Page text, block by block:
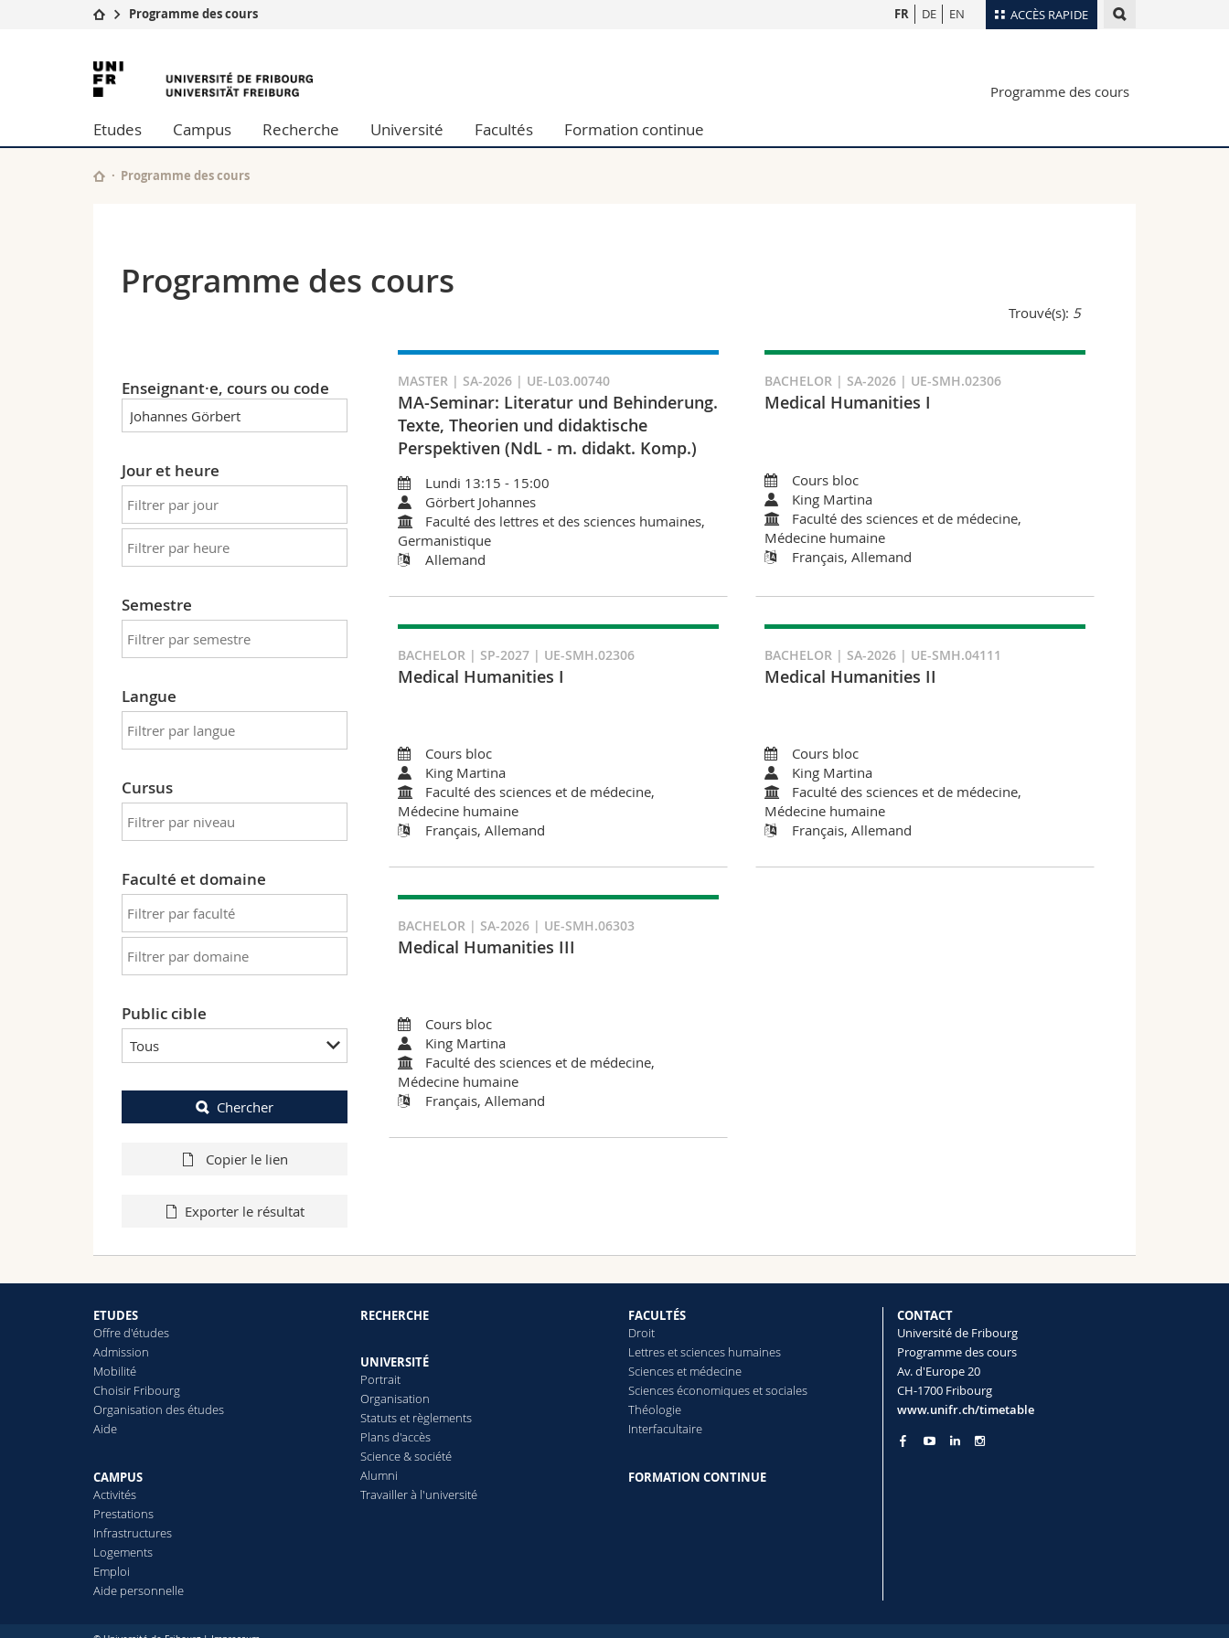
ACCÈS RAPIDE
Université
Recherche
Université
Formation continue
Sciences économiques et sociales et management
Lettres et sciences humaines
Chercheurs
Plan d'accès
Webmail
FR DE EN
Programme des cours
Université
de
Fribourg
Programme des cours
Etudes Campus Recherche Université Facultés Formation continue
Programme des cours
Programme des cours
Trouvé(s): 5
Enseignant·e, cours ou code
Jour et heure
Semestre
Langue
Cursus
Faculté et domaine
Public cible
Tous
Chercher
Copier le lien
Exporter le résultat
MASTER | SA-2026 | UE-L03.00740
MA-Seminar: Literatur und Behinderung.
Texte, Theorien und didaktische
Perspektiven (NdL - m. didakt. Komp.)
Lundi 13:15 - 15:00
Görbert Johannes
Faculté des lettres et des sciences humaines,
Germanistique
Allemand
BACHELOR | SA-2026 | UE-SMH.02306
Medical Humanities I
Cours bloc
King Martina
Faculté des sciences et de médecine,
Médecine humaine
Français, Allemand
BACHELOR | SP-2027 | UE-SMH.02306
Medical Humanities I
Cours bloc
King Martina
Faculté des sciences et de médecine,
Médecine humaine
Français, Allemand
BACHELOR | SA-2026 | UE-SMH.04111
Medical Humanities II
Cours bloc
King Martina
Faculté des sciences et de médecine,
Médecine humaine
Français, Allemand
BACHELOR | SA-2026 | UE-SMH.06303
Medical Humanities III
Cours bloc
King Martina
Faculté des sciences et de médecine,
Médecine humaine
Français, Allemand
ETUDES
Offre d'études
Admission
Mobilité
Choisir Fribourg
Organisation des études
Aide
CAMPUS
Activités
Prestations
Infrastructures
Logements
Emploi
Aide personnelle
RECHERCHE
UNIVERSITÉ
Portrait
Organisation
Statuts et règlements
Plans d'accès
Science & société
Alumni
Travailler à l'université
FACULTÉS
Droit
Lettres et sciences humaines
Sciences et médecine
Sciences économiques et sociales
Théologie
Interfacultaire
FORMATION CONTINUE
CONTACT
Université de Fribourg
Programme des cours
Av. d'Europe 20
CH-1700 Fribourg
www.unifr.ch/timetable